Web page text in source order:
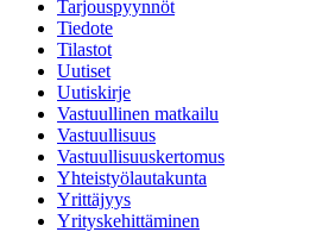
Tarjouspyynnöt
Tiedote
Tilastot
Uutiset
Uutiskirje
Vastuullinen matkailu
Vastuullisuus
Vastuullisuuskertomus
Yhteistyölautakunta
Yrittäjyys
Yrityskehittäminen